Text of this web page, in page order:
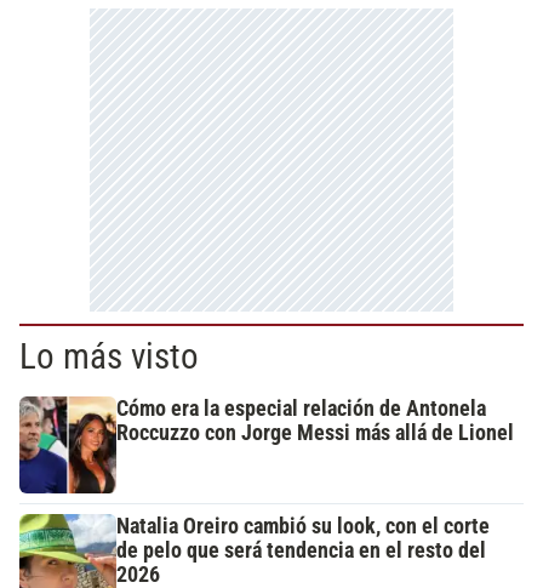
Lo más visto
Cómo era la especial relación de Antonela
Roccuzzo con Jorge Messi más allá de Lionel
Natalia Oreiro cambió su look, con el corte
de pelo que será tendencia en el resto del
2026